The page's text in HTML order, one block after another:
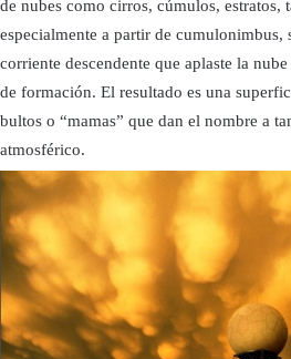
de nubes como cirros, cúmulos, estratos,
especialmente a partir de cumulonimbus,
corriente descendente que aplaste la
de formación. El resultado es una
bultos o “mamas” que dan el nombre a
atmosférico.